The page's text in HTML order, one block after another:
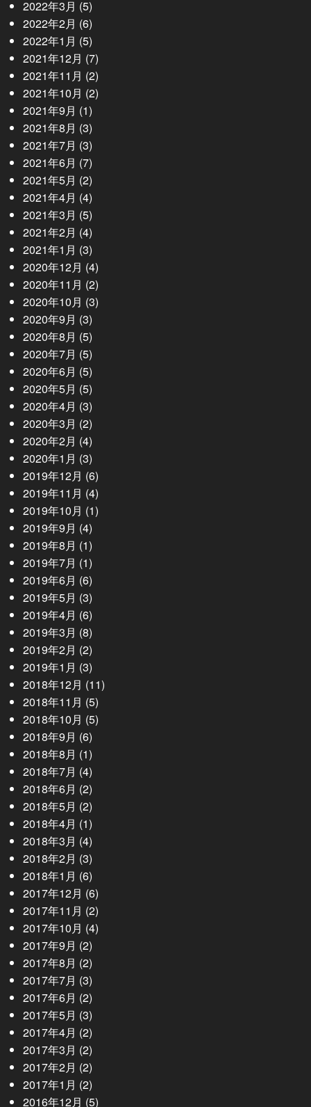
2022年3月 (5)
2022年2月 (6)
2022年1月 (5)
2021年12月 (7)
2021年11月 (2)
2021年10月 (2)
2021年9月 (1)
2021年8月 (3)
2021年7月 (3)
2021年6月 (7)
2021年5月 (2)
2021年4月 (4)
2021年3月 (5)
2021年2月 (4)
2021年1月 (3)
2020年12月 (4)
2020年11月 (2)
2020年10月 (3)
2020年9月 (3)
2020年8月 (5)
2020年7月 (5)
2020年6月 (5)
2020年5月 (5)
2020年4月 (3)
2020年3月 (2)
2020年2月 (4)
2020年1月 (3)
2019年12月 (6)
2019年11月 (4)
2019年10月 (1)
2019年9月 (4)
2019年8月 (1)
2019年7月 (1)
2019年6月 (6)
2019年5月 (3)
2019年4月 (6)
2019年3月 (8)
2019年2月 (2)
2019年1月 (3)
2018年12月 (11)
2018年11月 (5)
2018年10月 (5)
2018年9月 (6)
2018年8月 (1)
2018年7月 (4)
2018年6月 (2)
2018年5月 (2)
2018年4月 (1)
2018年3月 (4)
2018年2月 (3)
2018年1月 (6)
2017年12月 (6)
2017年11月 (2)
2017年10月 (4)
2017年9月 (2)
2017年8月 (2)
2017年7月 (3)
2017年6月 (2)
2017年5月 (3)
2017年4月 (2)
2017年3月 (2)
2017年2月 (2)
2017年1月 (2)
2016年12月 (5)